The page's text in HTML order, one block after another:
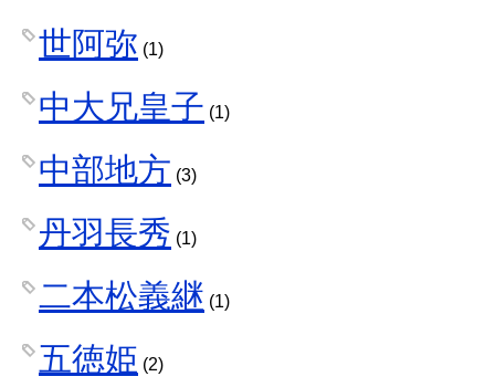
世阿弥 (1)
中大兄皇子 (1)
中部地方 (3)
丹羽長秀 (1)
二本松義継 (1)
五徳姫 (2)